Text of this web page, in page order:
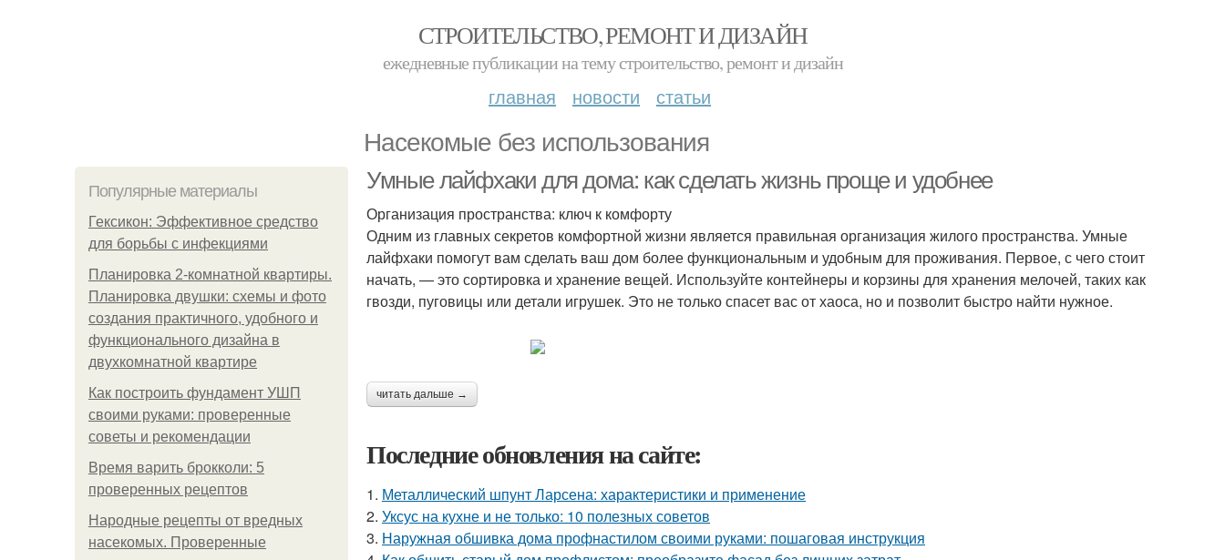
СТРОИТЕЛЬСТВО, РЕМОНТ И ДИЗАЙН
ежедневные публикации на тему строительство, ремонт и дизайн
главная новости статьи
Насекомые без использования
Популярные материалы
Гексикон: Эффективное средство
для борьбы с инфекциями
Планировка 2-комнатной квартиры.
Планировка двушки: схемы и фото
создания практичного, удобного и
функционального дизайна в
двухкомнатной квартире
Как построить фундамент УШП
своими руками: проверенные
советы и рекомендации
Время варить брокколи: 5
проверенных рецептов
Народные рецепты от вредных
насекомых. Проверенные
Умные лайфхаки для дома: как сделать жизнь проще и удобнее
Организация пространства: ключ к комфорту
Одним из главных секретов комфортной жизни является правильная организация жилого пространства. Умные
лайфхаки помогут вам сделать ваш дом более функциональным и удобным для проживания. Первое, с чего стоит
начать, — это сортировка и хранение вещей. Используйте контейнеры и корзины для хранения мелочей, таких как
гвозди, пуговицы или детали игрушек. Это не только спасет вас от хаоса, но и позволит быстро найти нужное.
читать дальше →
Последние обновления на сайте:
1. Металлический шпунт Ларсена: характеристики и применение
2. Уксус на кухне и не только: 10 полезных советов
3. Наружная обшивка дома профнастилом своими руками: пошаговая инструкция